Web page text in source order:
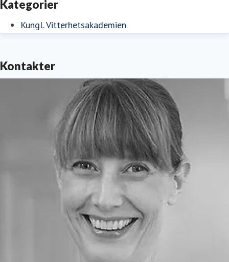
Kategorier
Kungl. Vitterhetsakademien
Kontakter